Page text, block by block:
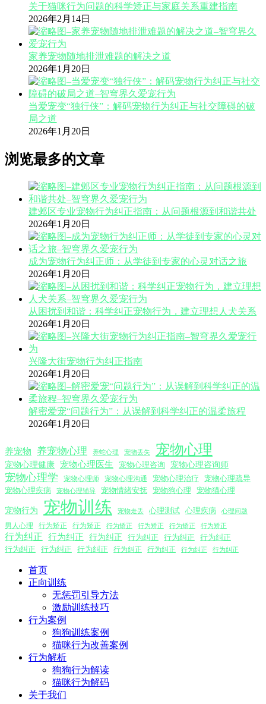
关于猫咪行为问题的科学矫正与家庭关系重建指南
2026年2月14日
家养宠物随地排泄难题的解决之道
2026年1月20日
当爱宠变“独行侠”：解码宠物行为纠正与社交障碍的破
局之道
2026年1月20日
浏览最多的文章
建邺区专业宠物行为纠正指南：从问题根源到和谐共处
2026年1月20日
成为宠物行为纠正师：从学徒到专家的心灵对话之旅
2026年1月20日
从困扰到和谐：科学纠正宠物行为，建立理想人犬关系
2026年1月20日
兴隆大街宠物行为纠正指南
2026年1月20日
解密爱宠“问题行为”：从误解到科学纠正的温柔旅程
2026年1月20日
养宠物 养宠物心理 养蛇心理 宠物丢失 宠物心理
宠物心理健康 宠物心理医生 宠物心理咨询 宠物心理咨询师
宠物心理学 宠物心理师 宠物心理沟通 宠物心理治疗
宠物心理疏导
宠物心理疾病
宠物心理辅导 宠物情绪安抚 宠物狗心理 宠物猫心理
宠物行为 宠物训练 宠物走丢 心理测试 心理疾病 心理问题
男人心理 行为矫正 行为矫正 行为矫正 行为矫正 行为矫正 行为矫正
行为纠正 行为纠正 行为纠正 行为纠正 行为纠正
行为纠正
行为纠正
行为纠正 行为纠正 行为纠正 行为纠正 行为纠正 行为纠正
首页
正向训练
无惩罚引导方法
激励训练技巧
行为案例
狗狗训练案例
猫咪行为改善案例
行为解析
狗狗行为解读
猫咪行为解码
关于我们